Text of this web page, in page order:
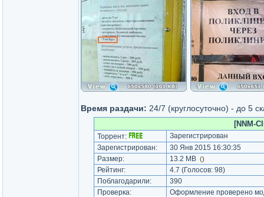
Время раздачи: 24/7 (круглосуточно) - до 5
[NNM-
Торрент:
Зарегистрирован
Зарегистрирован:
30 Янв 2015 16:30:35
Размер:
13.2 MB ()
Рейтинг: 4.7 (Голосов: 98)
Поблагодарили:
390
Проверка:
Оформление проверено